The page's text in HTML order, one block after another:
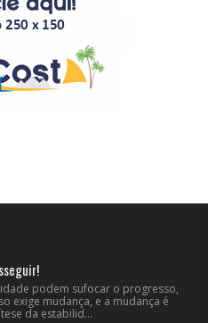
podem sufocar o progresso,
exige mudança, e a mudança é
da estabilid...